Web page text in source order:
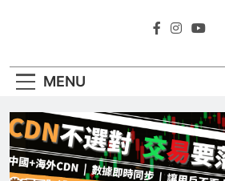
比特幣ETF三日吸金6.26億美元！貝
CLARITY法案最後闖關！開發者免責
Cftime.io
AI（ChatGPT）、
MENU